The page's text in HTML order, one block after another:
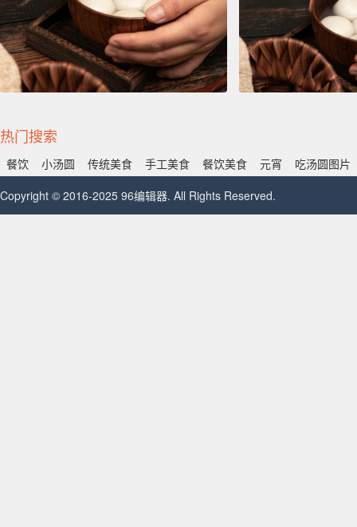
热门搜索
餐饮 小汤圆 传统美食 手工美食 餐饮美食 元宵
吃汤圆图片
Copyright © 2016-2025 96编辑器. All Rights Reserved.